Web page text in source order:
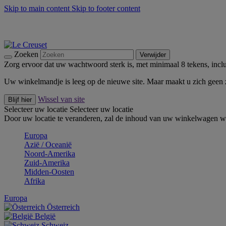
Skip to main content Skip to footer content
Zoeken Verwijder
Zorg ervoor dat uw wachtwoord sterk is, met minimaal 8 tekens,
Uw winkelmandje is leeg op de nieuwe site. Maar maakt u zich
Blijf hier
Wissel van site
Selecteer uw locatie Selecteer uw locatie
Door uw locatie te veranderen, zal de inhoud van uw winkelwagen
Europa
Aziё / Oceaniё
Noord-Amerika
Zuid-Amerika
Midden-Oosten
Afrika
Europa
Österreich
België